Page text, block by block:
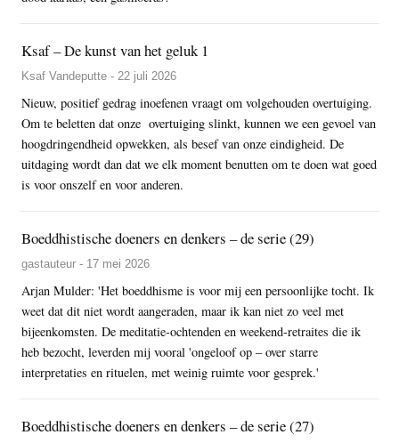
Ksaf – De kunst van het geluk 1
Ksaf Vandeputte - 22 juli 2026
Nieuw, positief gedrag inoefenen vraagt om volgehouden overtuiging.
Om te beletten dat onze overtuiging slinkt, kunnen we een gevoel van
hoogdringendheid opwekken, als besef van onze eindigheid. De
uitdaging wordt dan dat we elk moment benutten om te doen wat goed
is voor onszelf en voor anderen.
Boeddhistische doeners en denkers – de serie (29)
gastauteur - 17 mei 2026
Arjan Mulder: 'Het boeddhisme is voor mij een persoonlijke tocht. Ik
weet dat dit niet wordt aangeraden, maar ik kan niet zo veel met
bijeenkomsten. De meditatie-ochtenden en weekend-retraites die ik
heb bezocht, leverden mij vooral 'ongeloof op – over starre
interpretaties en rituelen, met weinig ruimte voor gesprek.'
Boeddhistische doeners en denkers – de serie (27)